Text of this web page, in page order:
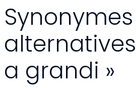
a grandi »